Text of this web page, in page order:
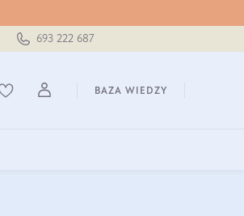
693 222 687
BAZA WIEDZY